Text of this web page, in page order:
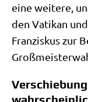
eine wei­te­re,
den Vati­kan
Fran­zis­kus zur